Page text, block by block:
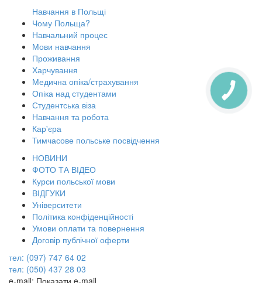
Навчання в Польщі
Чому Польща?
Навчальний процес
Мови навчання
Проживання
Харчування
Медична опіка/страхування
Опіка над студентами
Студентська віза
Навчання та робота
Кар'єра
Тимчасове польське посвідчення
НОВИНИ
ФОТО ТА ВІДЕО
Курси польської мови
ВІДГУКИ
Університети
Політика конфіденційності
Умови оплати та повернення
Договір публічної оферти
тел: (097) 747 64 02
тел: (050) 437 28 03
e-mail: Показати e-mail